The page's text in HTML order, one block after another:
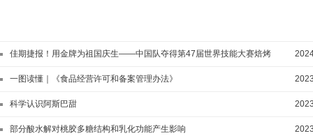
佳期捷报！用金牌为祖国庆生——中国队夺得第47届世界技能大赛焙烤
和西点糖艺竞赛项目两块金牌
一图读懂｜《食品经营许可和备案管理办法》
科学认识阿斯巴甜
部分酸水解对桃胶多糖结构和乳化功能产生影响